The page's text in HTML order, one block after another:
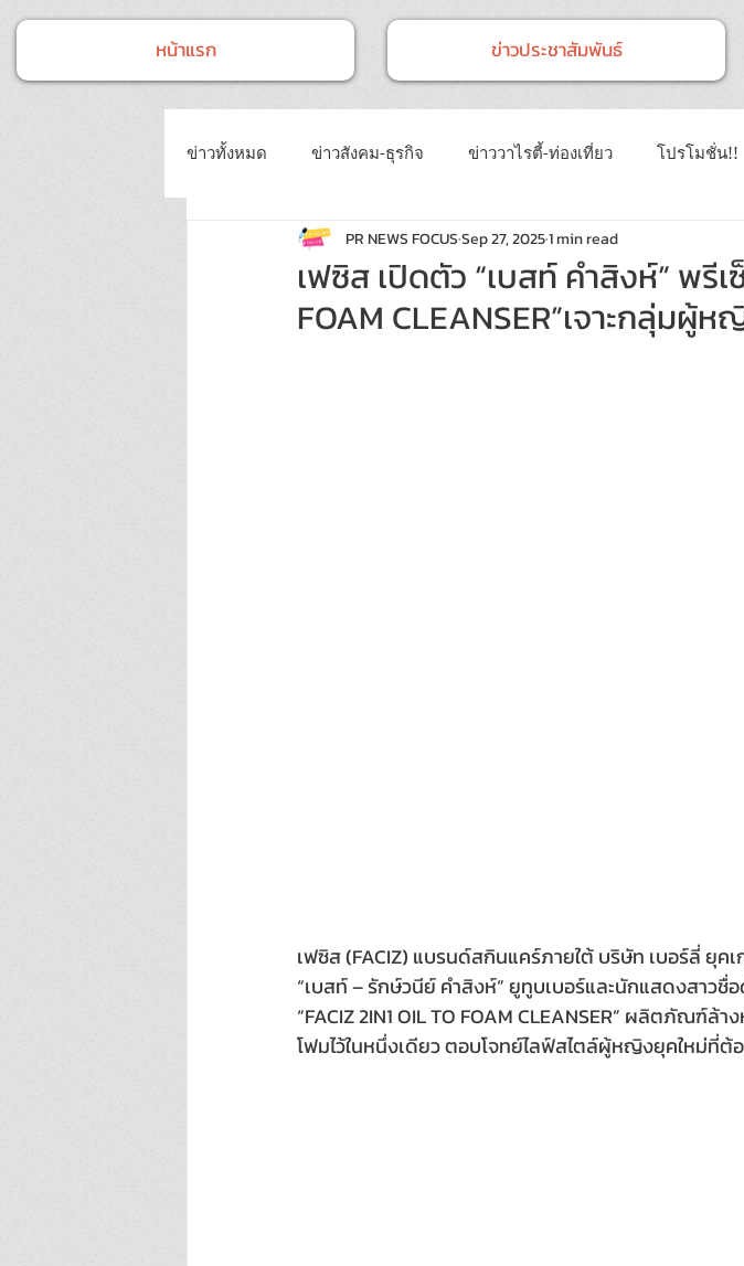
หน้าแรก ข่าวประชาสัมพันธ์
ข่าวทั้งหมด ข่าวสังคม-ธุรกิจ ข่าววาไรตี้-ท่องเที่ยว โปรโมชั่น!!
ข่าวงานประชุม-อบรมสัมมนา ข่าวทั่วไป ข่าวการศึกษา
ข่าวบันเทิง บทความประชาสัมพันธ์ Event ข่าวเทคโนโ
เฟซิส เปิดตัว “เบสท์ คำสิงห์” พรีเ
FOAM CLEANSER”เจาะกลุ่มผู้
PR NEWS FOCUSSep 27, 20251 min read
เฟซิส (FACIZ) แบรนด์สกินแคร์ภายใต้ บริษัท เบอร์ลี่ ยุค
“เบสท์ – รักษ์วนีย์ คำสิงห์” ยูทูบเบอร์และนักแสดงสาวชื่
“FACIZ 2IN1 OIL TO FOAM CLEANSER” ผลิตภัณฑ์
โฟมไว้ในหนึ่งเดียว ตอบโจทย์ไลฟ์สไตล์ผู้หญิงยุคใหม่ที่ต้